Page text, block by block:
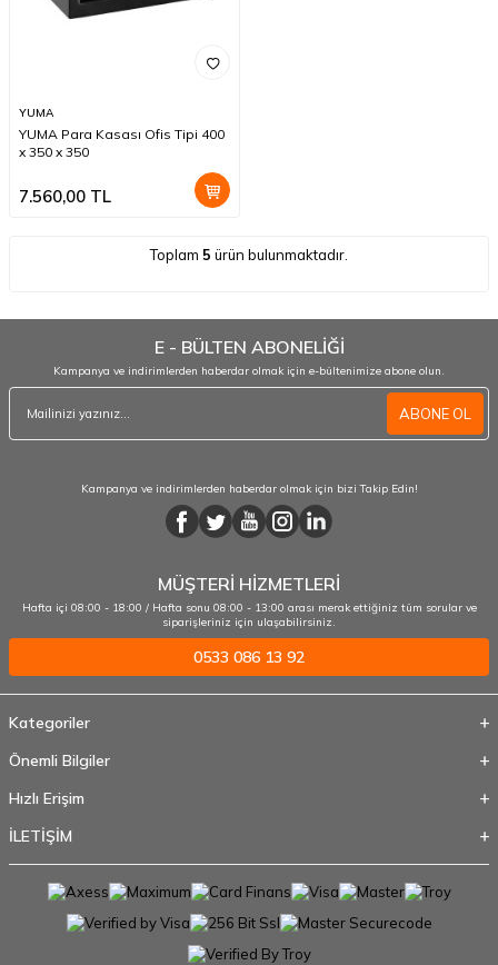
YUMA
YUMA Para Kasası Ofis Tipi 400
x 350 x 350
7.560,00 TL
Toplam 5 ürün bulunmaktadır.
E - BÜLTEN ABONELİĞİ
Kampanya ve indirimlerden haberdar olmak için e-bültenimize abone olun.
ABONE OL
Kampanya ve indirimlerden haberdar olmak için bizi Takip Edin!
MÜŞTERİ HİZMETLERİ
Hafta içi 08:00 - 18:00 / Hafta sonu 08:00 - 13:00 arası merak ettiğiniz tüm sorular ve
siparişleriniz için ulaşabilirsiniz.
0533 086 13 92
Kategoriler
Önemli Bilgiler
Hızlı Erişim
İLETİŞİM